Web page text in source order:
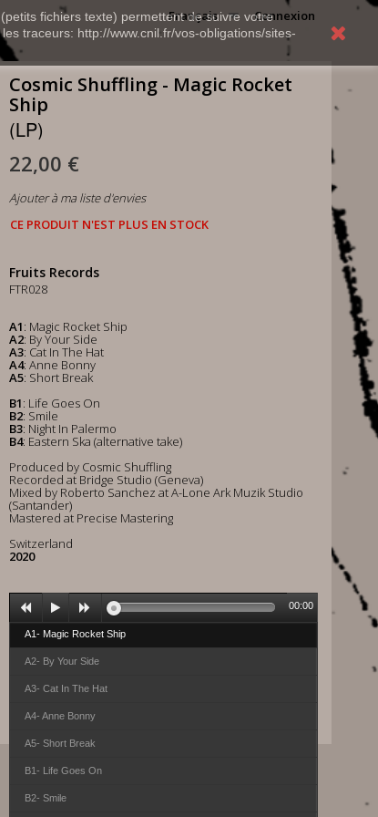
fichiers texte) permettent de suivre votre
traceurs: http://www.cnil.fr/vos-obligations/sites-
Connexion
Français
Cosmic Shuffling - Magic Rocket
Ship
(LP)
22,00 €
Ajouter à ma liste d'envies
CE PRODUIT N'EST PLUS EN STOCK
Fruits Records
FTR028
A1: Magic Rocket Ship
A2: By Your Side
A3: Cat In The Hat
A4: Anne Bonny
A5: Short Break
B1: Life Goes On
B2: Smile
B3: Night In Palermo
B4: Eastern Ska (alternative take)
Produced by Cosmic Shuffling
Recorded at Bridge Studio (Geneva)
Mixed by Roberto Sanchez at A-Lone Ark Muzik Studio
(Santander)
Mastered at Precise Mastering
Switzerland
2020
A1- Magic Rocket Ship
A2- By Your Side
A3- Cat In The Hat
A4- Anne Bonny
A5- Short Break
B1- Life Goes On
B2- Smile
00:00